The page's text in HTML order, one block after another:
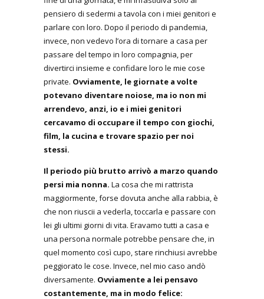
pensiero di sedermi a tavola con i miei genitori e
parlare con loro. Dopo il periodo di pandemia,
invece, non vedevo l’ora di tornare a casa per
passare del tempo in loro compagnia, per
divertirci insieme e confidare loro le mie cose
private. Ovviamente, le giornate a volte
potevano diventare noiose, ma io non mi
arrendevo, anzi, io e i miei genitori
cercavamo di occupare il tempo con giochi,
film, la cucina e trovare spazio per noi
stessi.
Il periodo più brutto arrivò a marzo quando
persi mia nonna. La cosa che mi rattrista
maggiormente, forse dovuta anche alla rabbia, è
che non riuscii a vederla, toccarla e passare con
lei gli ultimi giorni di vita. Eravamo tutti a casa e
una persona normale potrebbe pensare che, in
quel momento così cupo, stare rinchiusi avrebbe
peggiorato le cose. Invece, nel mio caso andò
diversamente. Ovviamente a lei pensavo
costantemente, ma in modo felice: